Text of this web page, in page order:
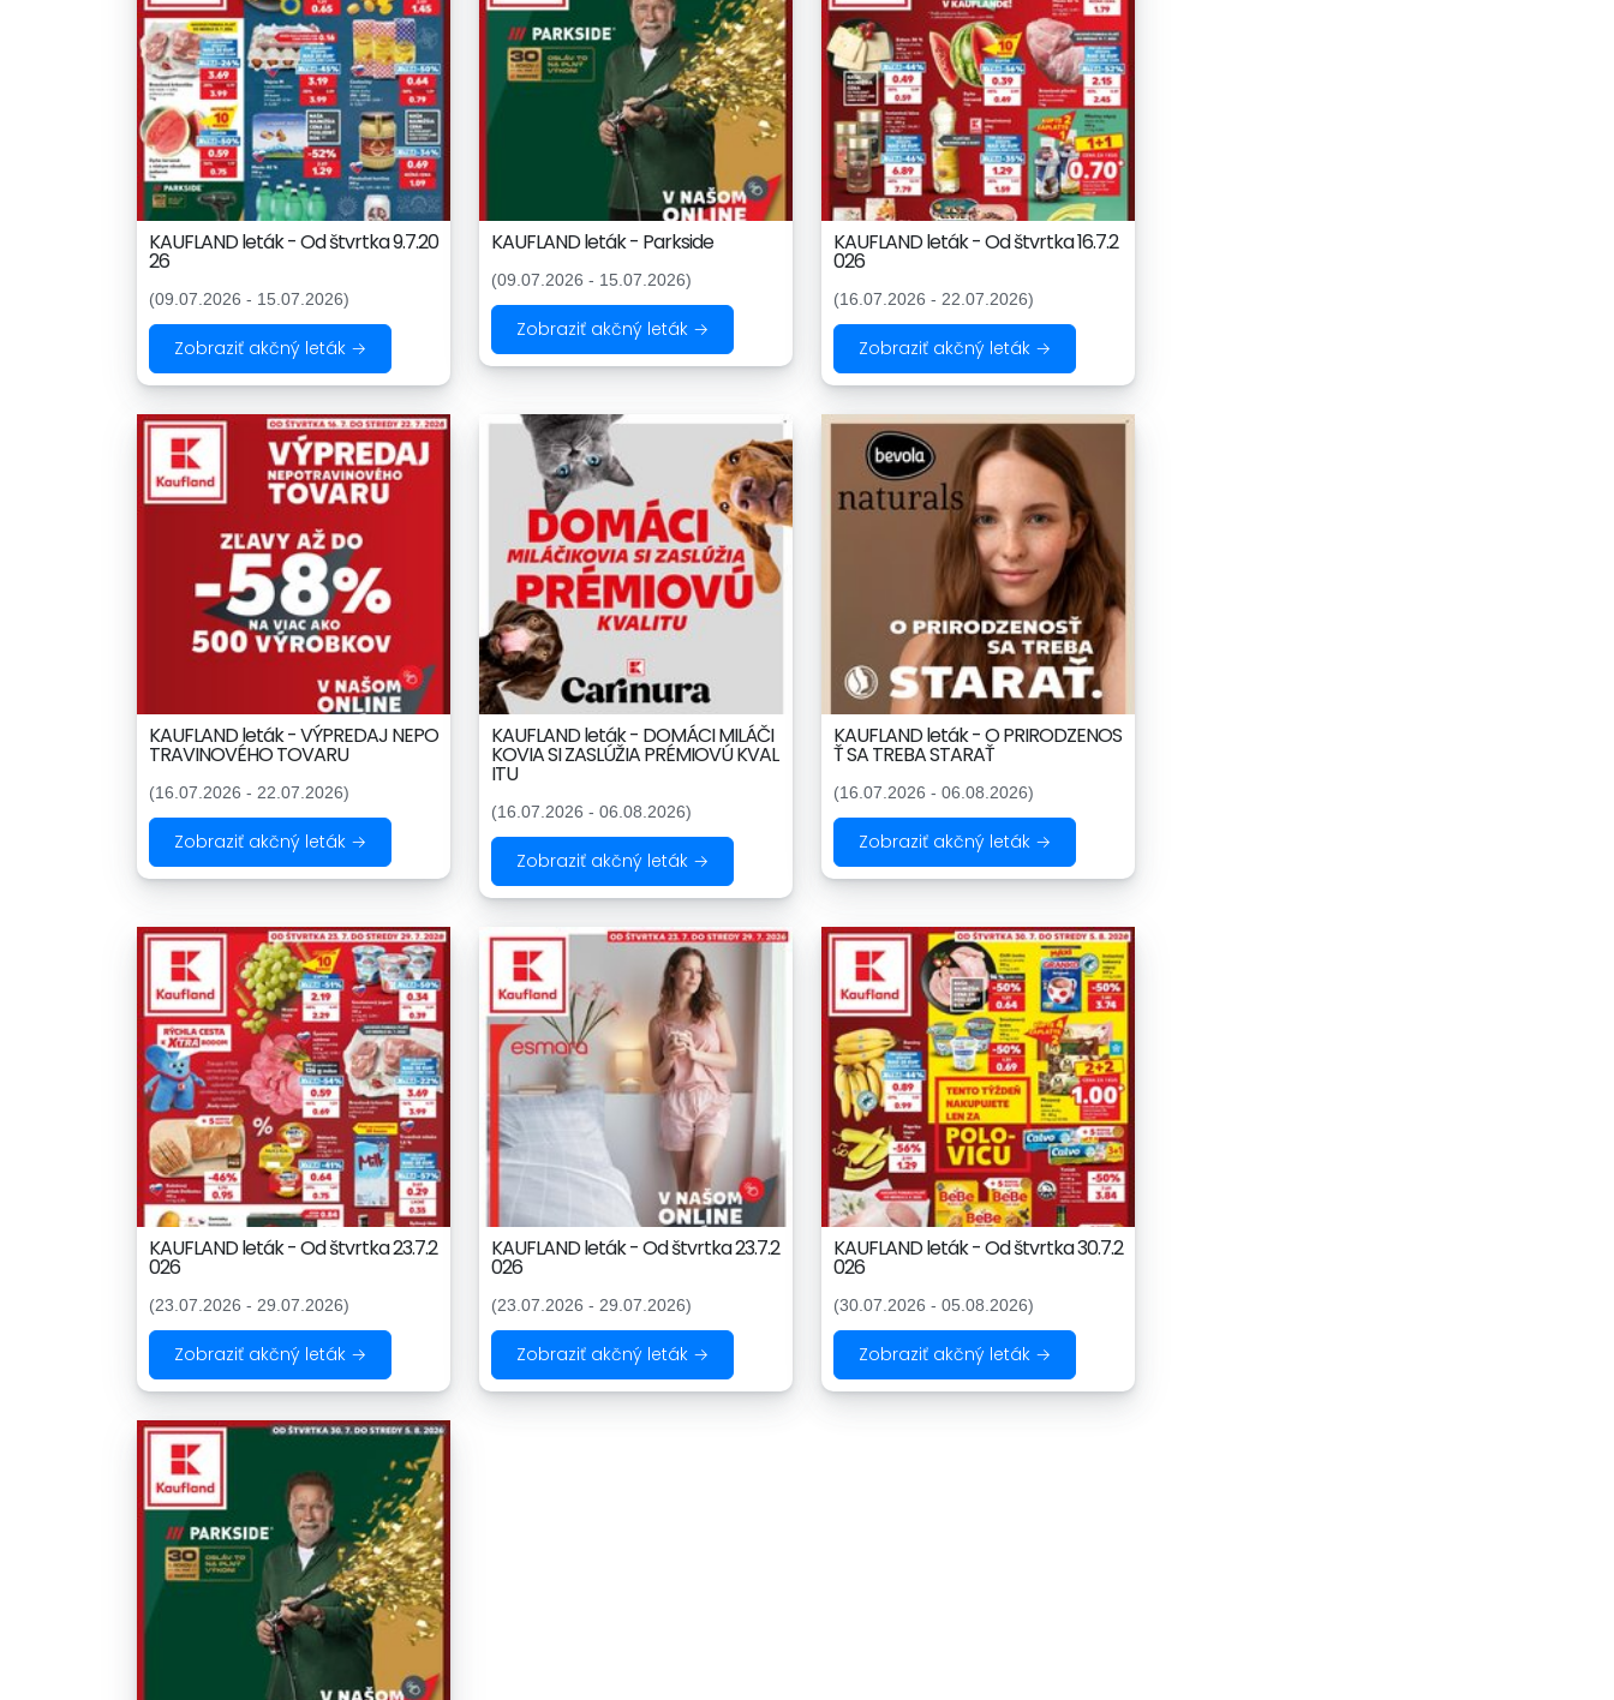
KAUFLAND leták - Od štvrtka 9.7.20
26
(09.07.2026 - 15.07.2026)
Zobraziť akčný leták →
KAUFLAND leták - Parkside
(09.07.2026 - 15.07.2026)
Zobraziť akčný leták →
KAUFLAND leták - Od štvrtka 16.7.2
026
(16.07.2026 - 22.07.2026)
Zobraziť akčný leták →
KAUFLAND leták - VÝPREDAJ NEPO
TRAVINOVÉHO TOVARU
(16.07.2026 - 22.07.2026)
Zobraziť akčný leták →
KAUFLAND leták - DOMÁCI MILÁČI
KOVIA SI ZASLÚŽIA PRÉMIOVÚ KVAL
ITU
(16.07.2026 - 06.08.2026)
Zobraziť akčný leták →
KAUFLAND leták - O PRIRODZENOS
Ť SA TREBA STARAŤ
(16.07.2026 - 06.08.2026)
Zobraziť akčný leták →
KAUFLAND leták - Od štvrtka 23.7.2
026
(23.07.2026 - 29.07.2026)
Zobraziť akčný leták →
KAUFLAND leták - Od štvrtka 23.7.2
026
(23.07.2026 - 29.07.2026)
Zobraziť akčný leták →
KAUFLAND leták - Od štvrtka 30.7.2
026
(30.07.2026 - 05.08.2026)
Zobraziť akčný leták →